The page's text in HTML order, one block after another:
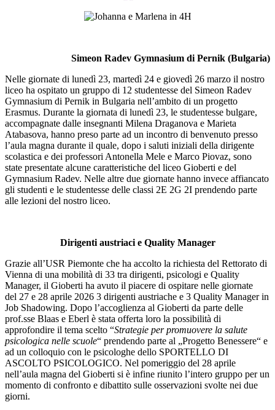
Simeon Radev Gymnasium di Pernik (Bulgaria)
Nelle giornate di lunedì 23, martedì 24 e giovedì 26 marzo il nostro
liceo ha ospitato un gruppo di 12 studentesse del Simeon Radev
Gymnasium di Pernik in Bulgaria nell’ambito di un progetto
Erasmus. Durante la giornata di lunedì 23, le studentesse bulgare,
accompagnate dalle insegnanti Milena Draganova e Marieta
Atabasova, hanno preso parte ad un incontro di benvenuto presso
l’aula magna durante il quale, dopo i saluti iniziali della dirigente
scolastica e dei professori Antonella Mele e Marco Piovaz, sono
state presentate alcune caratteristiche del liceo Gioberti e del
Gymnasium Radev. Nelle altre due giornate hanno invece affiancato
gli studenti e le studentesse delle classi 2E 2G 2I prendendo parte
alle lezioni del nostro liceo.
Dirigenti austriaci e Quality Manager
Grazie all’USR Piemonte che ha accolto la richiesta del Rettorato di
Vienna di una mobilità di 33 tra dirigenti, psicologi e Quality
Manager, il Gioberti ha avuto il piacere di ospitare nelle giornate
del 27 e 28 aprile 2026 3 dirigenti austriache e 3 Quality Manager in
Job Shadowing. Dopo l’accoglienza al Gioberti da parte delle
prof.sse Blaas e Eberl è stata offerta loro la possibilità di
approfondire il tema scelto “Strategie per promuovere la salute
psicologica nelle scuole“ prendendo parte al „Progetto Benessere“ e
ad un colloquio con le psicologhe dello SPORTELLO DI
ASCOLTO PSICOLOGICO. Nel pomeriggio del 28 aprile
nell’aula magna del Gioberti si è infine riunito l’intero gruppo perun
momento di confronto e dibattito sulle osservazioni svolte nei due
giorni.